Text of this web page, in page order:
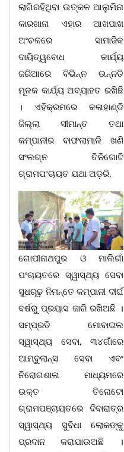
ଲାଗିରହିଥିବା ଉତ୍କଳ ଆଲୁମିନା
କାରଖାନା ଏହାର ଆଖପାଖ
ଅଂଚଳରେ ସାମାଜିକ
ଦାୟିତ୍ୱବୋଧ କାର୍ଯ୍ୟ
ଜରିଆରେ ବିଭିନ୍ନ ଉନ୍ନତି
ମୂଳକ କାର୍ଯ୍ୟ ଅବ୍ୟାହତ ରଖିଛି
। ଏହିକ୍ରମରେ କଳାହାଣ୍ଡି
ଜିଲ୍ଲା ସୀମାନ୍ତ ତଥା
କମ୍ପାନୀର ବାଫଲାମାଳି ଖଣି
ସଂଲଗ୍ନ ତିନିଗୋଟି
ଗ୍ରାମପଂଚାୟତ ଯଥା ଅଡ଼ରି,
ଗୋପୀନାଥପୁର ଓ ମାଲିଗାଁ
ପଂଚାୟତରେ ସ୍ୱାସ୍ଥ୍ୟ ସେବା
ସୁଧରୂଢ଼ ନିମନ୍ତେ କମ୍ପାନୀ ଦୀର୍ଘ
ବର୍ଷରୁ ପ୍ରୟାସ ଜାରି ରଖିଅଛି ।
ସମ୍ପ୍ରତି ମୋବାଇଲ
ସ୍ୱାସ୍ଥ୍ୟ ସେବା, ୩୪ଗାଁରେ
ଆମ୍ବୁଲାନ୍ସ ସେବା ଏବଂ
ନିରୋଗଶାଳା ମାଧ୍ୟମରେ
ଉକ୍ତ ତିନୋଟୋ
ଗ୍ରାମପଞ୍ଚାୟତରେ ଦିବାରାତ୍ର
ସ୍ୱାସ୍ଥ୍ୟ ସୁବିଧା ଲୋକଙ୍କୁ
ପ୍ରଦାନ କରାଯାଉଅଛି ।